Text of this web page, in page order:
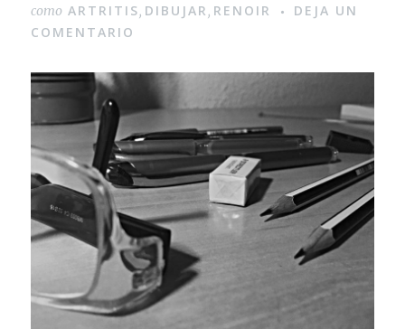
como ARTRITIS, DIBUJAR, RENOIR
DEJA UN
COMENTARIO